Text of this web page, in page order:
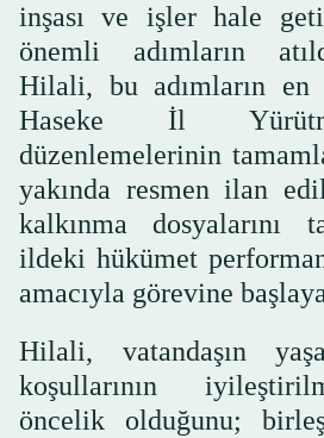
inşası ve işler hale
önemli adımların
Hilali, bu adımların
Haseke İl
düzenlemelerinin
yakında resmen ilan
kalkınma
ildeki hükümet
amacıyla görevine
Hilali, vatandaşın
koşullarının
öncelik olduğunu;